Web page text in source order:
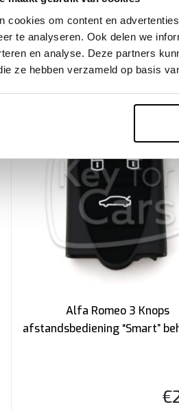
cookies om content en
te analyseren. Ook delen we
en analyse. Deze partners
ze hebben verzameld op basis
Alfa Romeo 3 Knops
afstandsbediening “Smart”
€